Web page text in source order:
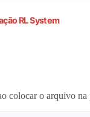
RL System
colocar o arquivo na